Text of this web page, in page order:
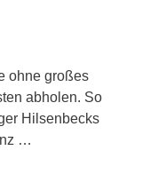
ohne großes
abholen. So
Hilsenbecks
…